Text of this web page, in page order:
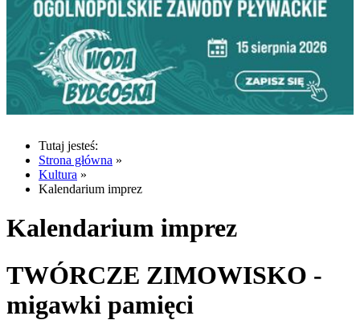
Tutaj jesteś:
Strona główna »
Kultura »
Kalendarium imprez
Kalendarium imprez
TWÓRCZE ZIMOWISKO -
migawki pamięci